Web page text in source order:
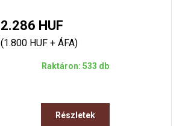
2.286 HUF
(1.800 HUF + ÁFA)
Raktáron: 533 db
Részletek